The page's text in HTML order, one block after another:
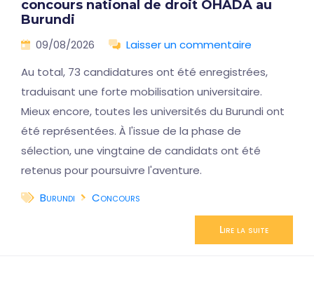
concours national de droit OHADA au
Burundi
09/08/2026
Laisser un commentaire
Au total, 73 candidatures ont été enregistrées,
traduisant une forte mobilisation universitaire.
Mieux encore, toutes les universités du Burundi ont
été représentées. À l'issue de la phase de
sélection, une vingtaine de candidats ont été
retenus pour poursuivre l'aventure.
Burundi
Concours
Lire la suite